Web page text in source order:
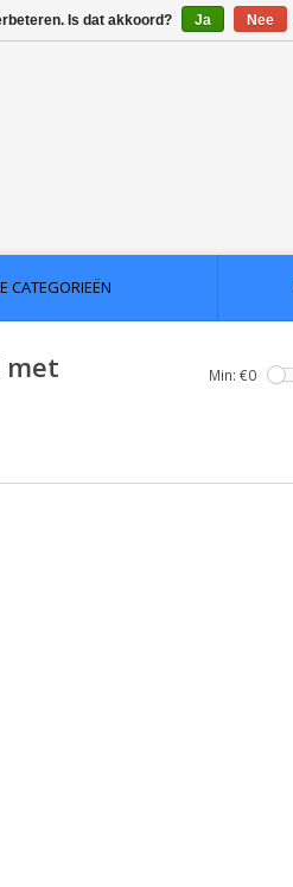
CATEGORIEËN
met
Min: €0
Is dat akkoord? Ja Nee